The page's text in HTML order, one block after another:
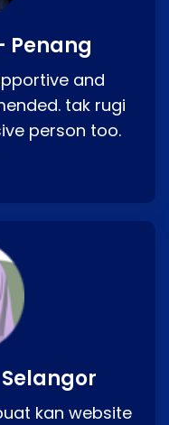
Penang
and
tak rugi
person too.
kan website